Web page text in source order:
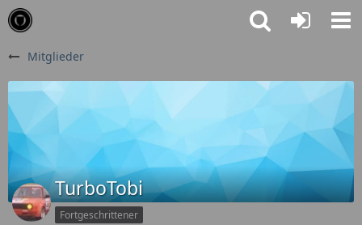
Mitglieder
TurboTobi
Fortgeschrittener